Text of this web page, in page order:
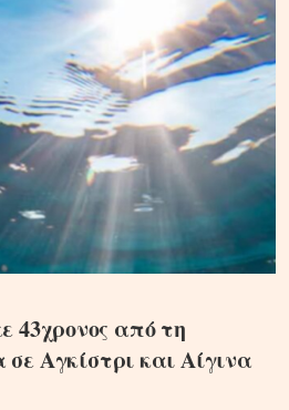
43χρονος από τη
Αγκίστρι και Αίγινα